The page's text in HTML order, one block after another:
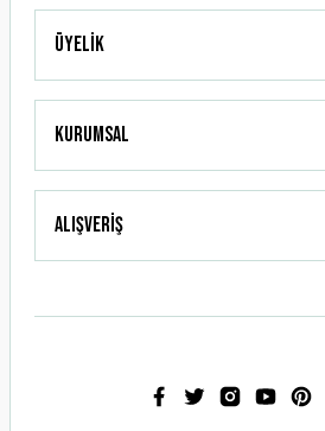
Gönder
Üyelik
Kurumsal
Alışveriş